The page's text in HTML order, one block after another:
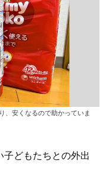
、安くなるので助かっていま
どもたちとの外出